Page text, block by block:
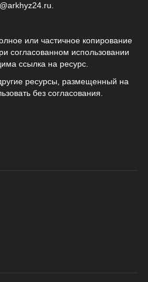
или частичное копирование
согласованном использовании
ссылка на ресурс.
ресурсы, размещенный на
без согласования.